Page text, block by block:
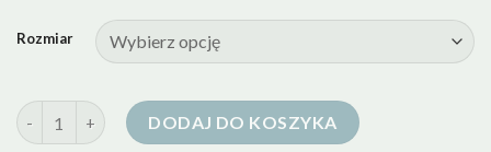
Rozmiar
ilość kurtka puchowa pitbullDODAJ DO KOSZYKA